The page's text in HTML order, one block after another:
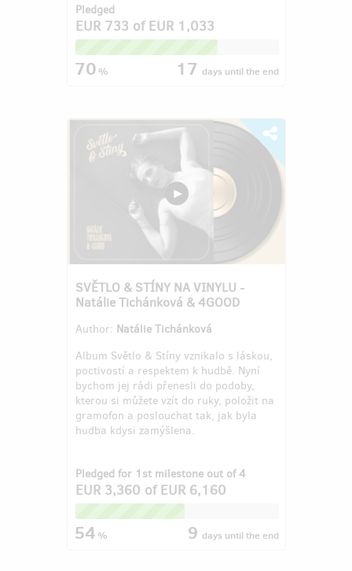
Pledged
EUR 733 ofEUR 1,033
70% 17 days until the end
SVĚTLO & STÍNY NA VINYLU -
Natálie Tichánková & 4GOOD
Author: Natálie Tichánková
Album Světlo & Stíny vznikalo s láskou,
poctivostí a respektem k hudbě. Nyní
bychom jej rádi přenesli do podoby,
kterou si můžete vzít do ruky, položit na
gramofon a poslouchat tak, jak byla
hudba kdysi zamýšlena.
Pledged for 1st milestone out of 4
EUR 3,360 ofEUR 6,160
54% 9 days until the end